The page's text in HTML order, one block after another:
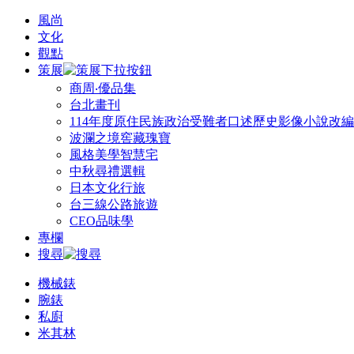
風尚
文化
觀點
策展
商周‧優品集
台北畫刊
114年度原住民族政治受難者口述歷史影像小說改
波瀾之境窖藏瑰寶
風格美學智慧宅
中秋尋禮選輯
日本文化行旅
台三線公路旅遊
CEO品味學
專欄
搜尋
機械錶
腕錶
私廚
米其林